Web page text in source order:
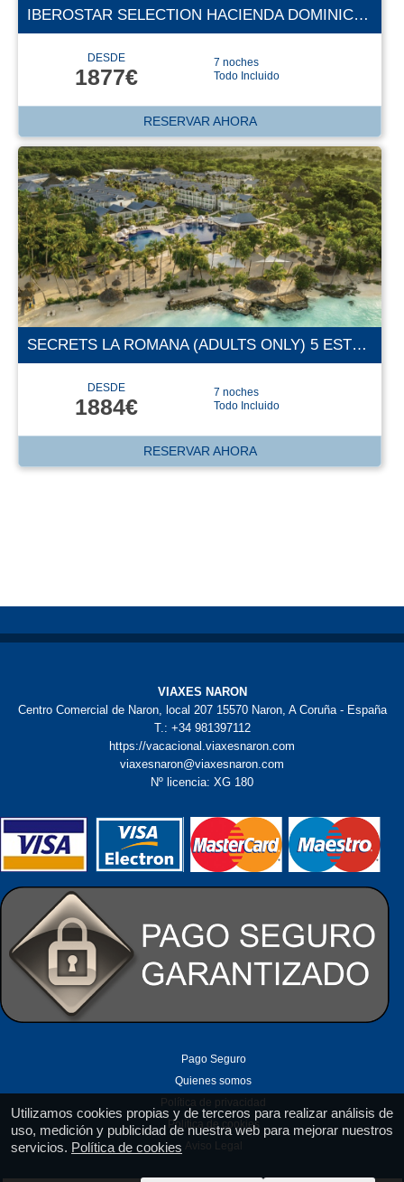
Utilizamos cookies propias y de terceros para realizar análisis de
uso, medición y publicidad de nuestra web para mejorar nuestros
servicios. Política de cookies
IBEROSTAR SELECTION HACIENDA DOMINICUS 5 ESTRELLAS
DESDE
1877€
7 noches
Todo Incluido
RESERVAR AHORA
SECRETS LA ROMANA (ADULTS ONLY) 5 ESTRELLAS
DESDE
1884€
7 noches
Todo Incluido
RESERVAR AHORA
VIAXES NARON
Centro Comercial de Naron, local 207 15570 Naron, A Coruña - España
T.: +34 981397112
https://vacacional.viaxesnaron.com
viaxesnaron@viaxesnaron.com
Nº licencia: XG 180
Pago Seguro
Quienes somos
Política de privacidad
Política de cookies
Aviso Legal